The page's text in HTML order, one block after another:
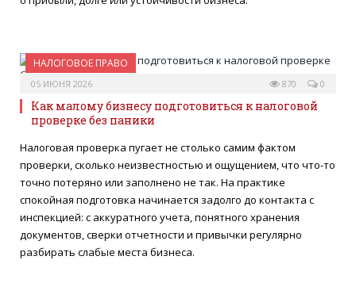
НАЛОГОВОЕ ПРАВО
05 ИЮНЯ 2026 0
870
Как малому бизнесу подготовиться к налоговой
проверке без паники
Налоговая проверка пугает не столько самим фактом
проверки, сколько неизвестностью и ощущением, что что-то
точно потеряно или заполнено не так. На практике
спокойная подготовка начинается задолго до контакта с
инспекцией: с аккуратного учета, понятного хранения
документов, сверки отчетности и привычки регулярно
разбирать слабые места бизнеса.